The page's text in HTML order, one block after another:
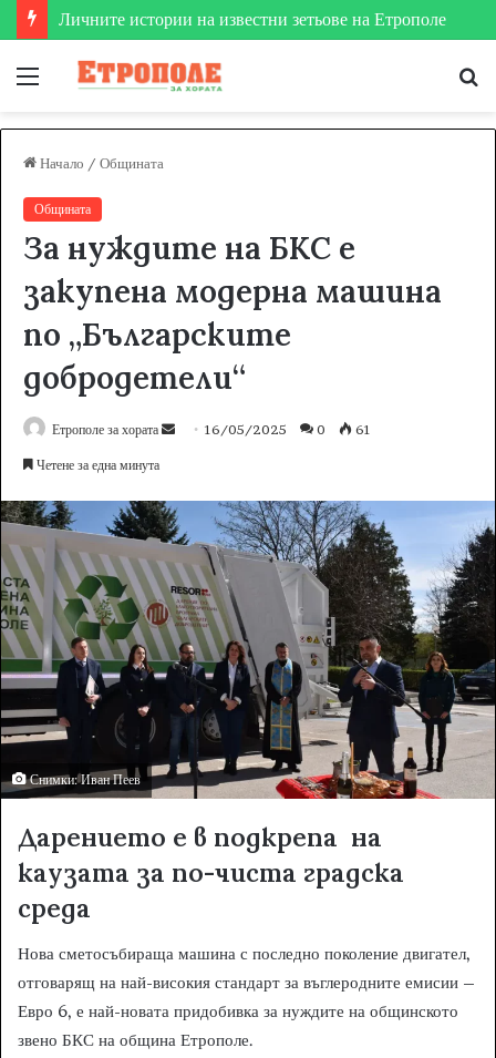
Личните истории на известни зетьове на Етрополе
Меню
Начало / Общината
Общината
За нуждите на БКС е
закупена модерна машина
по „Българските
добродетели“
Етрополе за хората
d
a
n
e
m
a
i
16/05/2025 0 61
Четене за една минута
Снимки: Иван Пеев
Дарението е в подкрепа на
каузата за по-чиста градска
среда
Нова сметосъбираща машина с последно поколение двигател,
отговарящ на най-високия стандарт за въглеродните емисии –
Евро 6, е най-новата придобивка за нуждите на общинското
звено БКС на община Етрополе.